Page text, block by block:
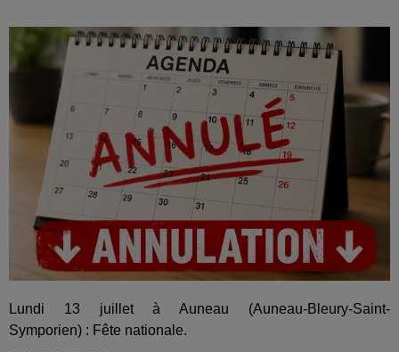
Lundi 13 juillet à Auneau (Auneau-Bleury-Saint-
Symporien) : Fête nationale.